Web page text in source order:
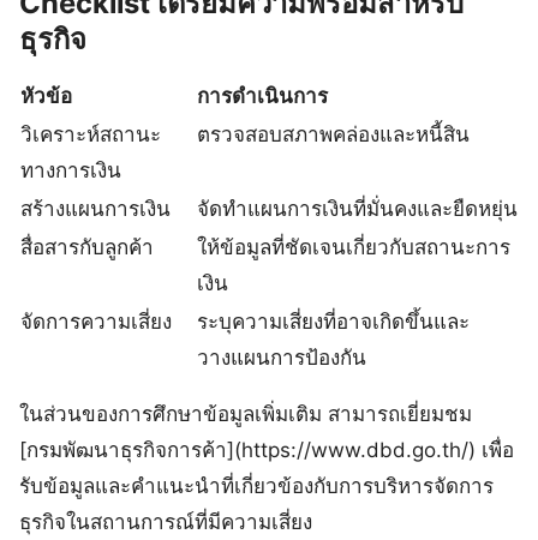
ธุรกิจ
หัวข้อ
การดำเนินการ
วิเคราะห์สถานะ
ทางการเงิน
ตรวจสอบสภาพคล่องและหนี้สิน
สร้างแผนการเงิน
จัดทำแผนการเงินที่มั่นคงและยืดหยุ่น
สื่อสารกับลูกค้า
ให้ข้อมูลที่ชัดเจนเกี่ยวกับสถานะการ
เงิน
จัดการความเสี่ยง
ระบุความเสี่ยงที่อาจเกิดขึ้นและ
วางแผนการป้องกัน
ในส่วนของการศึกษาข้อมูลเพิ่มเติม สามารถเยี่ยมชม
[กรมพัฒนาธุรกิจการค้า](https://www.dbd.go.th/) เพื่อ
รับข้อมูลและคำแนะนำที่เกี่ยวข้องกับการบริหารจัดการ
ธุรกิจในสถานการณ์ที่มีความเสี่ยง